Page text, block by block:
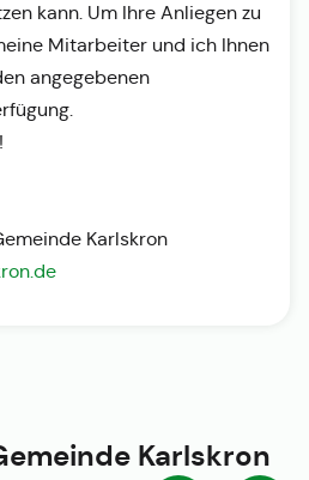
kann. Um Ihre Anliegen zu
Mitarbeiter und ich Ihnen
angegebenen
Karlskron
Karlskron